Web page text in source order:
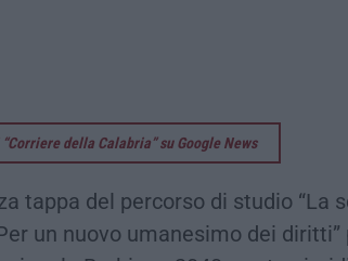
della Calabria” su Google News
tappa del percorso di studio “La
un nuovo umanesimo dei diritti”